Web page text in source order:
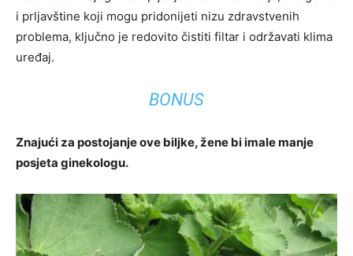
i prljavštine koji mogu pridonijeti nizu zdravstvenih
problema, ključno je redovito čistiti filtar i održavati klima
uređaj.
BONUS
Znajući za postojanje ove biljke, žene bi imale manje
posjeta ginekologu.